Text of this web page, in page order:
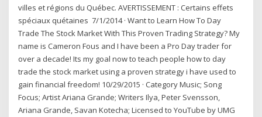
villes et régions du Québec. AVERTISSEMENT : Certains effets
spéciaux quétaines 7/1/2014 · Want to Learn How To Day
Trade The Stock Market With This Proven Trading Strategy? My
name is Cameron Fous and I have been a Pro Day trader for
over a decade! Its my goal now to teach people how to day
trade the stock market using a proven strategy i have used to
gain financial freedom! 10/29/2015 · Category Music; Song
Focus; Artist Ariana Grande; Writers Ilya, Peter Svensson,
Ariana Grande, Savan Kotecha; Licensed to YouTube by UMG